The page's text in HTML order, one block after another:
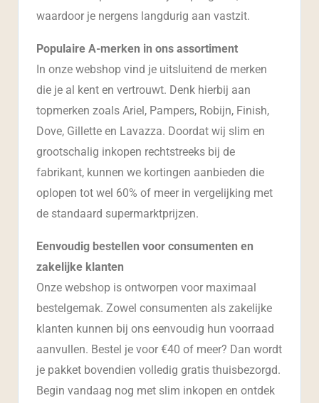
waardoor je nergens langdurig aan vastzit.
Populaire A-merken in ons assortiment
In onze webshop vind je uitsluitend de merken
die je al kent en vertrouwt. Denk hierbij aan
topmerken zoals Ariel, Pampers, Robijn, Finish,
Dove, Gillette en Lavazza. Doordat wij slim en
grootschalig inkopen rechtstreeks bij de
fabrikant, kunnen we kortingen aanbieden die
oplopen tot wel 60% of meer in vergelijking met
de standaard supermarktprijzen.
Eenvoudig bestellen voor consumenten en
zakelijke klanten
Onze webshop is ontworpen voor maximaal
bestelgemak. Zowel consumenten als zakelijke
klanten kunnen bij ons eenvoudig hun voorraad
aanvullen. Bestel je voor €40 of meer? Dan wordt
je pakket bovendien volledig gratis thuisbezorgd.
Begin vandaag nog met slim inkopen en ontdek